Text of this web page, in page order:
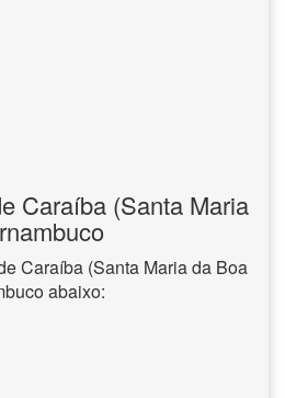
Caraíba (Santa Maria
Caraíba (Santa Maria da Boa
abaixo: